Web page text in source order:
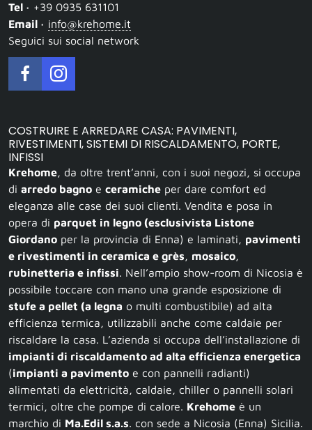
Tel · +39 0935 631101
Email · info@krehome.it
Seguici sui social network
COSTRUIRE E ARREDARE CASA: PAVIMENTI,
RIVESTIMENTI, SISTEMI DI RISCALDAMENTO, PORTE,
INFISSI
Krehome, da oltre trent’anni, con i suoi negozi, si occupa
di arredo bagno e ceramiche per dare comfort ed
eleganza alle case dei suoi clienti. Vendita e posa in
opera di parquet in legno (esclusivista Listone
Giordano per la provincia di Enna) e laminati, pavimenti
e rivestimenti in ceramica e grès, mosaico,
rubinetteria e infissi. Nell’ampio show-room di Nicosia è
possibile toccare con mano una grande esposizione di
stufe a pellet (a legna o multi combustibile) ad alta
efficienza termica, utilizzabili anche come caldaie per
riscaldare la casa. L’azienda si occupa dell’installazione di
impianti di riscaldamento ad alta efficienza energetica
(impianti a pavimento e con pannelli radianti)
alimentati da elettricità, caldaie, chiller o pannelli solari
termici, oltre che pompe di calore. Krehome è un
marchio di Ma.Edil s.a.s. con sede a Nicosia (Enna) Sicilia.